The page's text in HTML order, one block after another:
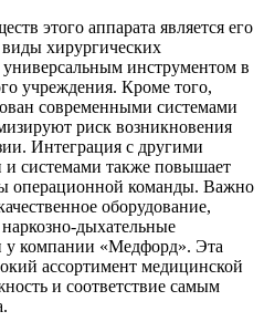
этого аппарата является его
хирургических
универсальным инструментом в
учреждения. Кроме того,
современными системами
риск возникновения
Интеграция с другими
системами также повышает
операционной команды. Важно
оборудование,
дыхательные
у компании «Медфорд». Эта
ассортимент медицинской
и соответствие самым